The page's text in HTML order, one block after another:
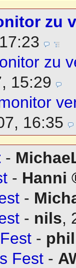
zu
zu
15:29
16:35
-
- Hanni
-
- nils,
-
Fest-